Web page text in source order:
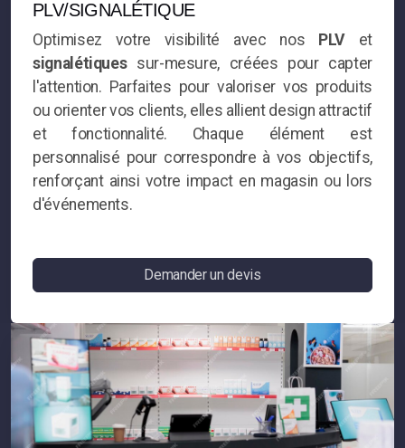
PLV/SIGNALÉTIQUE
Optimisez votre visibilité avec nos PLVet
signalétiquessur-mesure, créées pour capter
l'attention. Parfaites pour valoriser vos produits
ou orienter vos clients, elles allient design attractif
et fonctionnalité. Chaque élément est
personnalisé pour correspondre à vos objectifs,
renforçant ainsi votre impact en magasin ou lors
d'événements.
Demander un devis